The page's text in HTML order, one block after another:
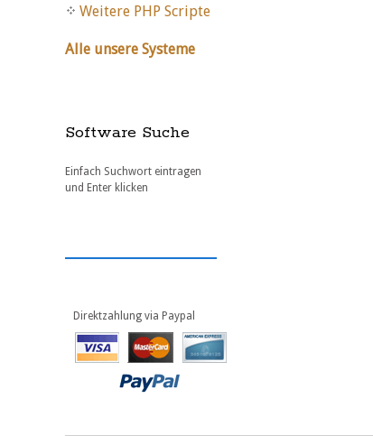
Weitere PHP Scripte
Alle unsere Systeme
Software Suche
Einfach Suchwort eintragen
und Enter klicken
Direktzahlung via Paypal